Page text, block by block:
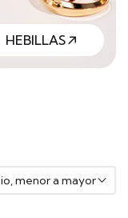
HEBILLAS
menor a mayor